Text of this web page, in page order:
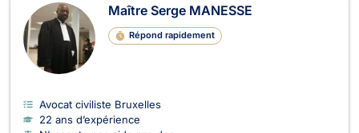
Maître Serge MANESSE
Répond rapidement
Avocat civiliste Bruxelles
22 ans d’expérience